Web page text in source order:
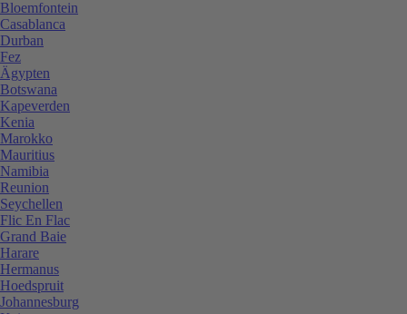
Bloemfontein
Casablanca
Durban
Fez
Ägypten
Botswana
Kapeverden
Kenia
Marokko
Mauritius
Namibia
Reunion
Seychellen
Flic En Flac
Grand Baie
Harare
Hermanus
Hoedspruit
Johannesburg